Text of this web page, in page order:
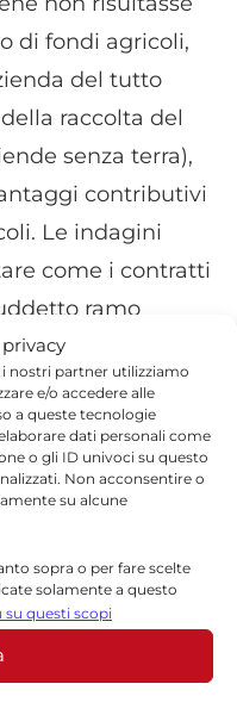
nostri partner utilizziamo
e/o accedere alle
a queste tecnologie
dati personali come
o gli ID univoci su questo
Non acconsentire o
su alcune
sopra o per fare scelte
solamente a questo
in qualsiasi momento,
i pulsanti della Cookie
del consenso nella parte
su questi scopi
di fondi agricoli,
del tutto
raccolta del
senza terra),
contributivi
Le indagini
come i contratti
ramo
fittizi, mentre gran
ad essi
fatture per
valore di
odierni
e propri
agricoli. Nel
stato appurato che